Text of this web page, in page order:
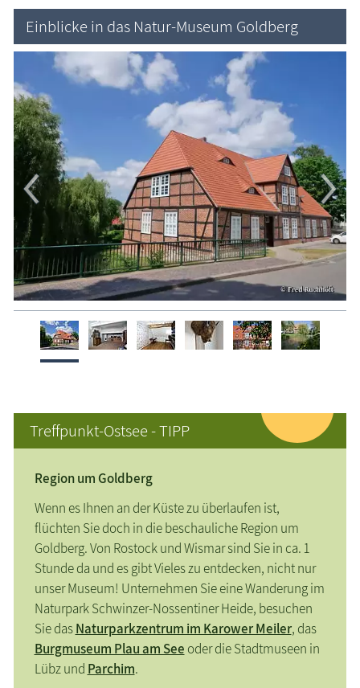
Einblicke in das Natur-Museum Goldberg
Treffpunkt-Ostsee - TIPP
Region um Goldberg
Wenn es Ihnen an der Küste zu überlaufen ist,
flüchten Sie doch in die beschauliche Region um
Goldberg. Von Rostock und Wismar sind Sie in ca. 1
Stunde da und es gibt Vieles zu entdecken, nicht nur
unser Museum! Unternehmen Sie eine Wanderung im
Naturpark Schwinzer-Nossentiner Heide, besuchen
Sie dasNaturparkzentrum im Karower Meiler, das
Burgmuseum Plau am See oder die Stadtmuseen in
Lübz und Parchim.